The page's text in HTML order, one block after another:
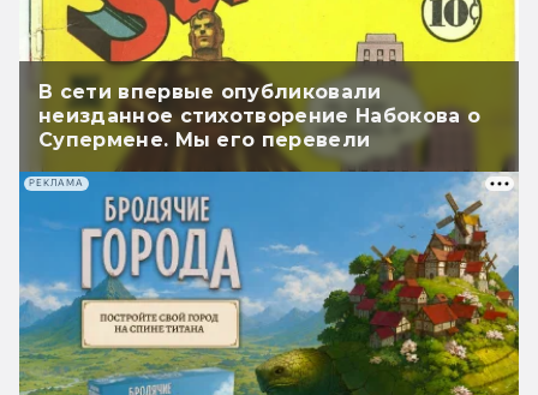
В сети впервые опубликовали
неизданное стихотворение Набокова о
Супермене. Мы его перевели
РЕКЛАМА